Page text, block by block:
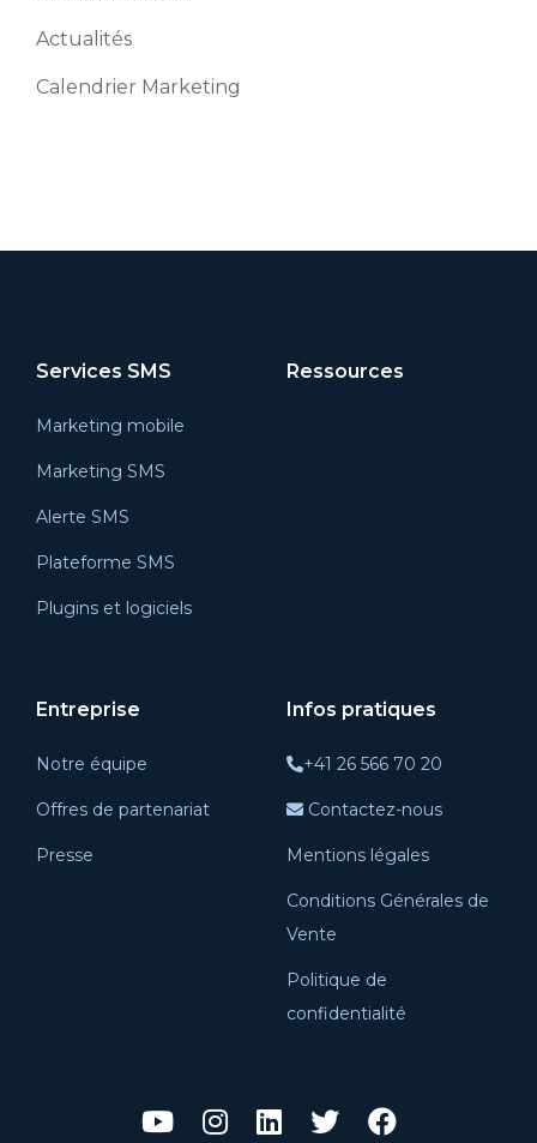
Actualités
Calendrier Marketing
Services SMS
Marketing mobile
Marketing SMS
Alerte SMS
Plateforme SMS
Plugins et logiciels
Ressources
Entreprise
Notre équipe
Offres de partenariat
Presse
Infos pratiques
+41 26 566 70 20
Contactez-nous
Mentions légales
Conditions Générales de
Vente
Politique de
confidentialité